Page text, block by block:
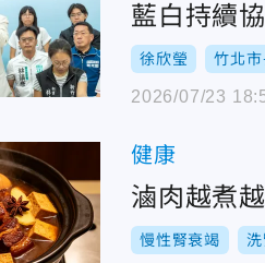
藍白持續
徐欣瑩 竹北
2026/07/23
健康
滷肉越煮
慢性腎衰竭 洗